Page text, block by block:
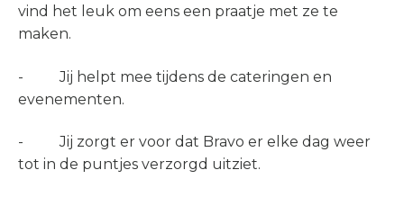
vind het leuk om eens een praatje met ze te
maken.
- Jij helpt mee tijdens de cateringen en
evenementen.
- Jij zorgt er voor dat Bravo er elke dag weer
tot in de puntjes verzorgd uitziet.